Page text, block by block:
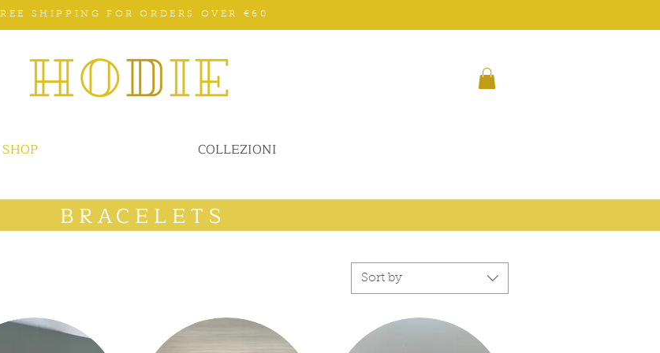
SHIPPING FOR ORDERS OVER €60
SHOP COLLEZIONI
BRACELETS
Sort by